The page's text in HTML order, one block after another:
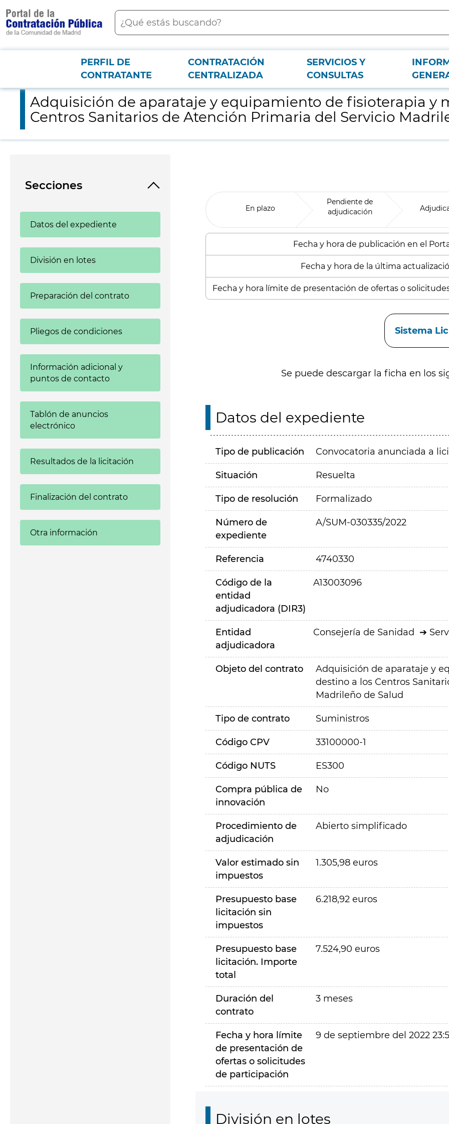
contenido
principal
Buscar
Menú PCON
PERFIL DE
CONTRATANTE
CONTRATACIÓN
CENTRALIZADA
SERVICIOS Y
CONSULTAS
Adquisición de aparataje y equipamiento de fisioterapia y matrona con destino a los Centros Sanitarios de Atención Primaria del Servicio
Adquisición de aparataje y equipamiento de fisioterapia y
Centros Sanitarios de Atención Primaria del Servicio
Secciones
Datos del expediente
División en lotes
Preparación del contrato
Pliegos de condiciones
Información adicional y
puntos de contacto
Tablón de anuncios
electrónico
Resultados de la licitación
Finalización del contrato
Otra información
En plazo
Pendiente de
adjudicación
Fecha y hora de publicación en el
Fecha y hora de la última
Fecha y hora límite de presentación de ofertas o
Sistema
Se puede descargar la ficha en los
Datos del expediente
Tipo de publicación Convocatoria anunciada a
Situación Resuelta
Tipo de resolución Formalizado
Número de
expediente
A/SUM-030335/2022
Referencia 4740330
Código de la
entidad
adjudicadora (DIR3)
A13003096
Entidad
adjudicadora
Consejería de Sanidad
Objeto del contrato
Adquisición de aparataje y
destino a los Centros
Madrileño de Salud
Tipo de contrato Suministros
Código CPV 33100000-1
Código NUTS ES300
Compra pública de
innovación
No
Procedimiento de
adjudicación
Abierto simplificado
Valor estimado sin
impuestos
1.305,98 euros
Presupuesto base
licitación sin
impuestos
6.218,92 euros
Presupuesto base
licitación. Importe
total
7.524,90 euros
Duración del
contrato
3 meses
Fecha y hora límite
de presentación de
ofertas o solicitudes
de participación
9 de septiembre del 2022
División en lotes